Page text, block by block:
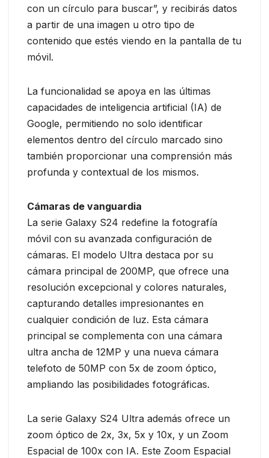
con un círculo para buscar”, y recibirás datos
a partir de una imagen u otro tipo de
contenido que estés viendo en la pantalla de tu
móvil.
La funcionalidad se apoya en las últimas
capacidades de inteligencia artificial (IA) de
Google, permitiendo no solo identificar
elementos dentro del círculo marcado sino
también proporcionar una comprensión más
profunda y contextual de los mismos.
Cámaras de vanguardia
La serie Galaxy S24 redefine la fotografía
móvil con su avanzada configuración de
cámaras. El modelo Ultra destaca por su
cámara principal de 200MP, que ofrece una
resolución excepcional y colores naturales,
capturando detalles impresionantes en
cualquier condición de luz. Esta cámara
principal se complementa con una cámara
ultra ancha de 12MP y una nueva cámara
telefoto de 50MP con 5x de zoom óptico,
ampliando las posibilidades fotográficas.
La serie Galaxy S24 Ultra además ofrece un
zoom óptico de 2x, 3x, 5x y 10x, y un Zoom
Espacial de 100x con IA. Este Zoom Espacial